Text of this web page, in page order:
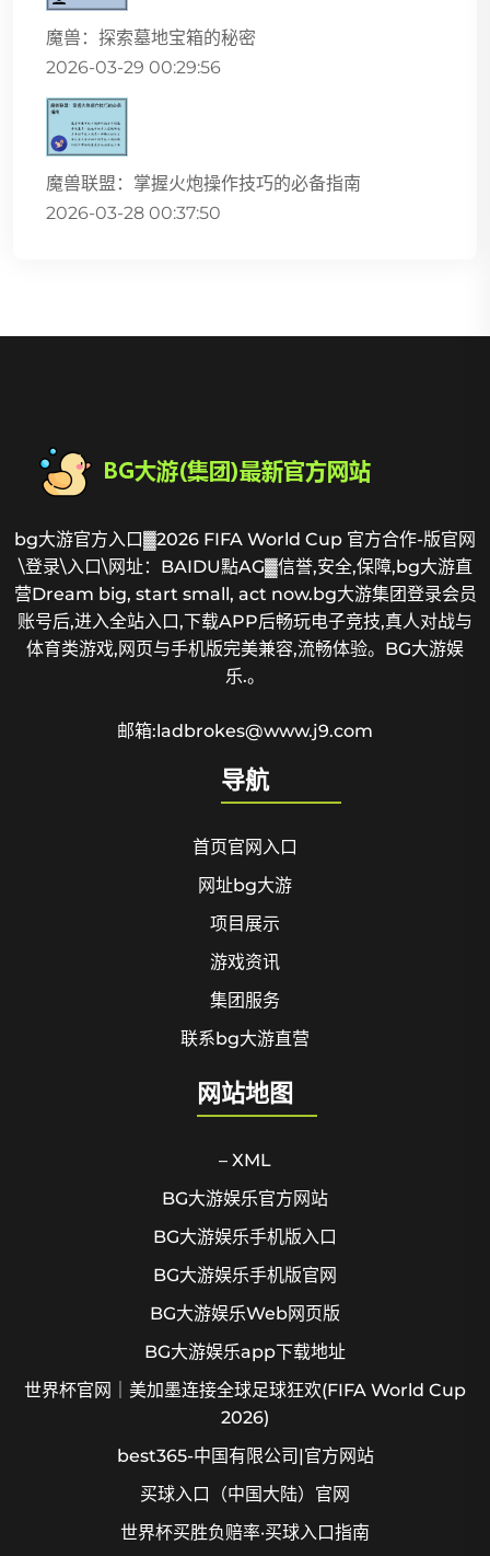
魔兽：探索墓地宝箱的秘密
2026-03-29 00:29:56
魔兽联盟：掌握火炮操作技巧的必备指南
2026-03-28 00:37:50
bg大游官方入口▓2026 FIFA World Cup 官方合作-版官网
\登录\入口\网址：BAIDU點AG▓信誉,安全,保障,bg大游直
营Dream big, start small, act now.bg大游集团登录会员
账号后,进入全站入口,下载APP后畅玩电子竞技,真人对战与
体育类游戏,网页与手机版完美兼容,流畅体验。BG大游娱
乐.。
邮箱:ladbrokes@www.j9.com
导航
首页官网入口
网址bg大游
项目展示
游戏资讯
集团服务
联系bg大游直营
网站地图
– XML
BG大游娱乐官方网站
BG大游娱乐手机版入口
BG大游娱乐手机版官网
BG大游娱乐Web网页版
BG大游娱乐app下载地址
世界杯官网｜美加墨连接全球足球狂欢(FIFA World Cup
2026)
best365-中国有限公司|官方网站
买球入口（中国大陆）官网
世界杯买胜负赔率·买球入口指南